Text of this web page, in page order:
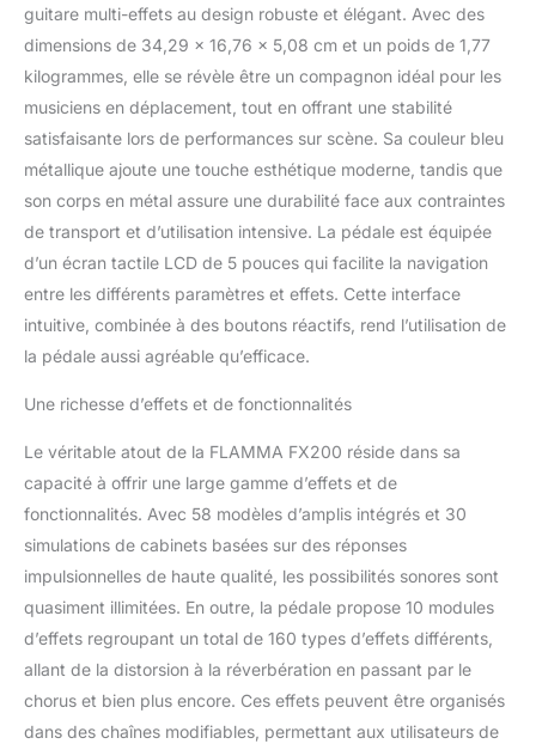
chaîne d'effets
modifiable permet aux
l'ordre des modules. E/S
étendues qui offrent une
flexibilité pour le studio,
la scène ou la pratique.
intégrés basés sur la
technologie de
modélisation
d'échantillons non
linéaires pour recréer la
sensation d'un
amplificateur à tube
simulations d'armoire de
avec support pour
charger jusqu'à 50
fichiers de réponse
impulsionnelle tiers. 80
variations de machine à
tambour et 10 styles de
métronome au choix. Le
boucleur intégré de 52
secondes peut être réglé
en mode pré ou en mode
guitare multi-effets au design robuste et élégant. Avec des
dimensions de 34,29 x 16,76 x 5,08 cm et un poids de 1,77
kilogrammes, elle se révèle être un compagnon idéal pour les
musiciens en déplacement, tout en offrant une stabilité
satisfaisante lors de performances sur scène. Sa couleur bleu
métallique ajoute une touche esthétique moderne, tandis que
son corps en métal assure une durabilité face aux contraintes
de transport et d’utilisation intensive. La pédale est équipée
d’un écran tactile LCD de 5 pouces qui facilite la navigation
entre les différents paramètres et effets. Cette interface
intuitive, combinée à des boutons réactifs, rend l’utilisation de
la pédale aussi agréable qu’efficace.
Une richesse d’effets et de fonctionnalités
Le véritable atout de la FLAMMA FX200 réside dans sa
capacité à offrir une large gamme d’effets et de
fonctionnalités. Avec 58 modèles d’amplis intégrés et 30
simulations de cabinets basées sur des réponses
impulsionnelles de haute qualité, les possibilités sonores sont
quasiment illimitées. En outre, la pédale propose 10 modules
d’effets regroupant un total de 160 types d’effets différents,
allant de la distorsion à la réverbération en passant par le
chorus et bien plus encore. Ces effets peuvent être organisés
dans des chaînes modifiables, permettant aux utilisateurs de